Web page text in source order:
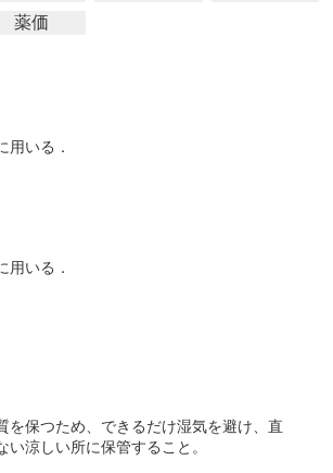
薬価
用いる．
用いる．
を保つため、できるだけ湿気を避け、直
い涼しい所に保管すること。